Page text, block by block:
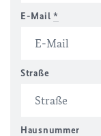
E-Mail *
Straße
Hausnummer